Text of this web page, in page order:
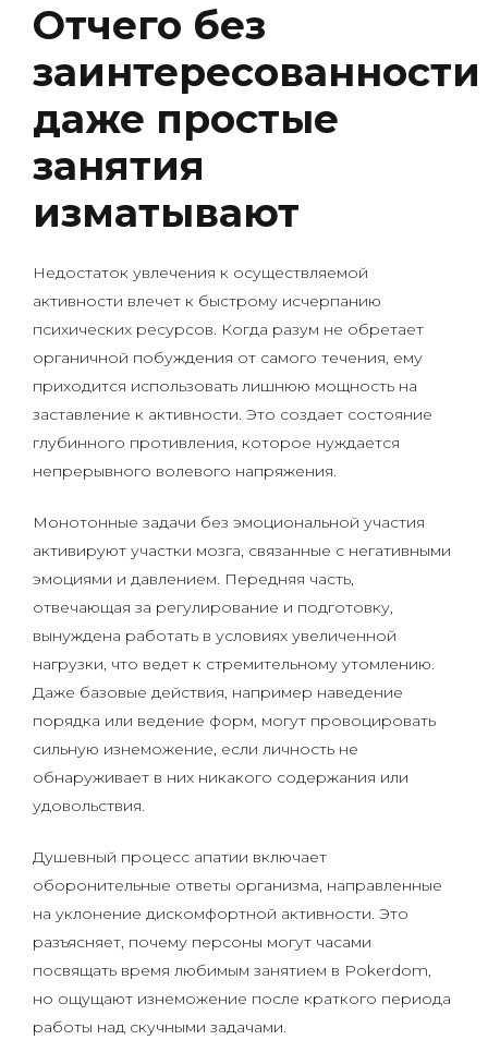
Отчего без
заинтересованности
даже простые
занятия
изматывают
Недостаток увлечения к осуществляемой
активности влечет к быстрому исчерпанию
психических ресурсов. Когда разум не обретает
органичной побуждения от самого течения, ему
приходится использовать лишнюю мощность на
заставление к активности. Это создает состояние
глубинного противления, которое нуждается
непрерывного волевого напряжения.
Монотонные задачи без эмоциональной участия
активируют участки мозга, связанные с негативными
эмоциями и давлением. Передняя часть,
отвечающая за регулирование и подготовку,
вынуждена работать в условиях увеличенной
нагрузки, что ведет к стремительному утомлению.
Даже базовые действия, например наведение
порядка или ведение форм, могут провоцировать
сильную изнеможение, если личность не
обнаруживает в них никакого содержания или
удовольствия.
Душевный процесс апатии включает
оборонительные ответы организма, направленные
на уклонение дискомфортной активности. Это
разъясняет, почему персоны могут часами
посвящать время любимым занятием в Pokerdom,
но ощущают изнеможение после краткого периода
работы над скучными задачами.